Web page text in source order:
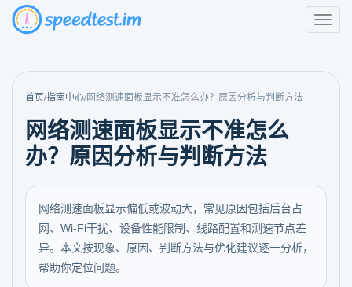
首页/指南中心/网络测速面板显示不准怎么办？原因分析与判断方法
网络测速面板显示不准怎么
办？原因分析与判断方法
网络测速面板显示偏低或波动大，常见原因包括后台占
网、Wi-Fi干扰、设备性能限制、线路配置和测速节点差
异。本文按现象、原因、判断方法与优化建议逐一分析，
帮助你定位问题。